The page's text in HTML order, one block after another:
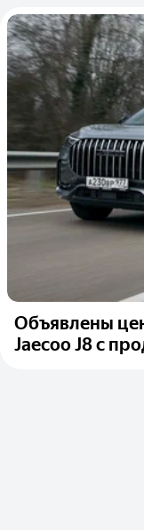
Объявлены
Jaecoo J8 с